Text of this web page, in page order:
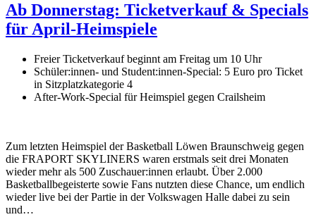
Ab Donnerstag: Ticketverkauf & Specials
für April-Heimspiele
Freier Ticketverkauf beginnt am Freitag um 10 Uhr
Schüler:innen- und Student:innen-Special: 5 Euro pro Ticket
in Sitzplatzkategorie 4
After-Work-Special für Heimspiel gegen Crailsheim
Zum letzten Heimspiel der Basketball Löwen Braunschweig gegen
die FRAPORT SKYLINERS waren erstmals seit drei Monaten
wieder mehr als 500 Zuschauer:innen erlaubt. Über 2.000
Basketballbegeisterte sowie Fans nutzten diese Chance, um endlich
wieder live bei der Partie in der Volkswagen Halle dabei zu sein
und…